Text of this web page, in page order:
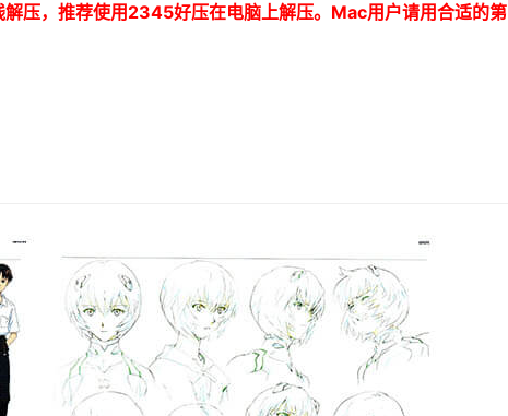
压，推荐使用 2345好压在电脑上解压。 Mac用户请用合适的第